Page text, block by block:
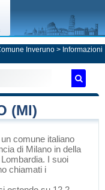
Inveruno > Informazioni
(MI)
comune italiano
di Milano in della
. I suoi
chiamati i